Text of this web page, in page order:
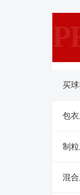
买
包衣
制粒
混合